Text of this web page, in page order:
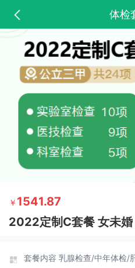
体检
￥ 1541.87
2022定制C套餐 女未婚
套餐内容 乳腺检查/中年体检/